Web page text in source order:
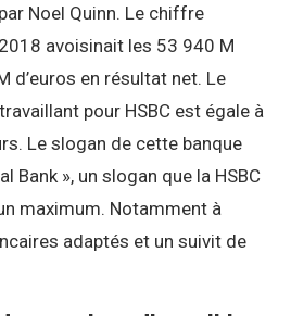
Noel Quinn. Le chiffre
2018 avoisinait les 53 940 M
d’euros en résultat net. Le
pour HSBC est égale à
Le slogan de cette banque
Bank », un slogan que la HSBC
maximum. Notamment à
adaptés et un suivit de